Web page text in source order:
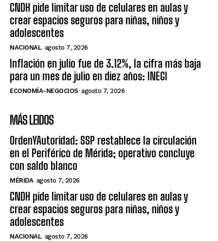
CNDH pide limitar uso de celulares en aulas y
crear espacios seguros para niñas, niños y
adolescentes
NACIONAL agosto 7, 2026
Inflación en julio fue de 3.12%, la cifra más baja
para un mes de julio en diez años: INEGI
ECONOMÍA-NEGOCIOS agosto 7, 2026
MÁS LEIDOS
OrdenYAutoridad: SSP restablece la circulación
en el Periférico de Mérida; operativo concluye
con saldo blanco
MÉRIDA agosto 7, 2026
CNDH pide limitar uso de celulares en aulas y
crear espacios seguros para niñas, niños y
adolescentes
NACIONAL agosto 7, 2026